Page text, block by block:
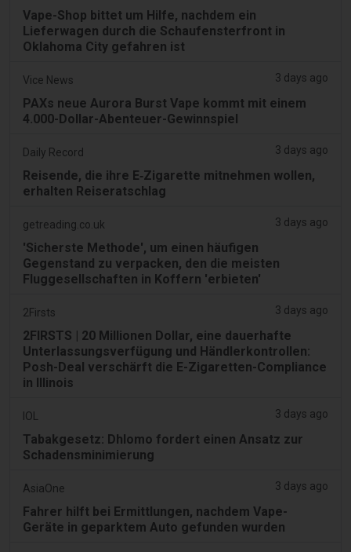
Vape-Shop bittet um Hilfe, nachdem ein
Lieferwagen durch die Schaufensterfront in
Oklahoma City gefahren ist
Vice News 3 days ago
PAXs neue Aurora Burst Vape kommt mit einem
4.000-Dollar-Abenteuer-Gewinnspiel
Daily Record 3 days ago
Reisende, die ihre E‑Zigarette mitnehmen wollen,
erhalten Reiseratschlag
getreading.co.uk 3 days ago
'Sicherste Methode', um einen häufigen
Gegenstand zu verpacken, den die meisten
Fluggesellschaften in Koffern 'erbieten'
2Firsts 3 days ago
2FIRSTS | 20 Millionen Dollar, eine dauerhafte
Unterlassungsverfügung und Händlerkontrollen:
Posh-Deal verschärft die E-Zigaretten-Compliance
in Illinois
IOL 3 days ago
Tabakgesetz: Dhlomo fordert einen Ansatz zur
Schadensminimierung
AsiaOne 3 days ago
Fahrer hilft bei Ermittlungen, nachdem Vape-
Geräte in geparktem Auto gefunden wurden